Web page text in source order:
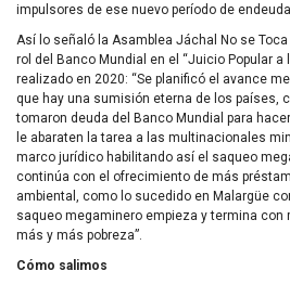
impulsores de ese nuevo período de
Así lo señaló la Asamblea Jáchal No se
rol del Banco Mundial en el “Juicio Popular a
realizado en 2020: “Se planificó el avance
que hay una sumisión eterna de los países,
tomaron deuda del Banco Mundial para
le abaraten la tarea a las multinacionales
marco jurídico habilitando así el saqueo
continúa con el ofrecimiento de más
ambiental, como lo sucedido en Malargüe
saqueo megaminero empieza y termina con
más y más pobreza”.
Cómo salimos